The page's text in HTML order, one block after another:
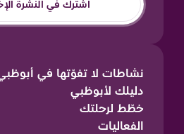
اشترك في النشرة
نشاطات لا تفوّتها في
دليلك لأبوظبي
خطّط لرحلتك
الفعاليات